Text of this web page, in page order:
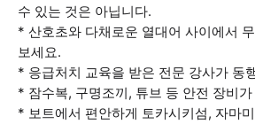
수 있는 것은 아닙니다.
* 산호초와 다채로운 열대어 사이에서
보세요.
* 응급처치 교육을 받은 전문 강사가 동
* 잠수복, 구명조끼, 튜브 등 안전 장비
* 보트에서 편안하게 토카시키섬, 자마